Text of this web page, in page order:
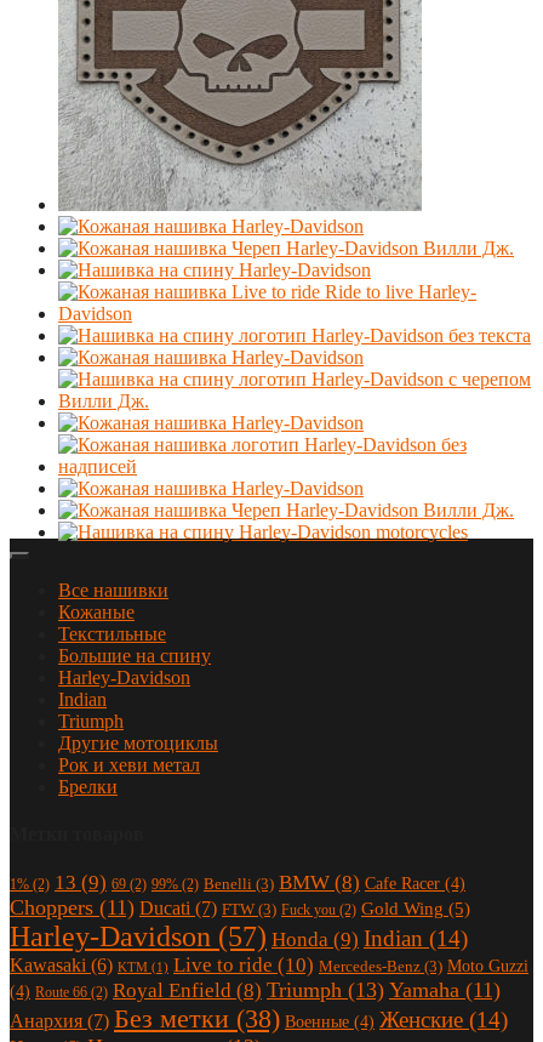
Все нашивки
Кожаные
Текстильные
Большие на спину
Harley-Davidson
Indian
Triumph
Другие мотоциклы
Рок и хеви метал
Брелки
1% (2) 13 (9) 69 (2) 99% (2) Benelli (3) BMW (8) Cafe Racer (4)
Choppers (11) Ducati (7) FTW (3) Fuck you (2) Gold Wing (5)
Harley-Davidson (57) Honda (9) Indian (14)
Kawasaki (6) KTM (1) Live to ride (10) Mercedes-Benz (3) Moto Guzzi
(4) Route 66 (2) Royal Enfield (8) Triumph (13) Yamaha (11)
Анархия (7) Без метки (38) Военные (4) Женские (14)